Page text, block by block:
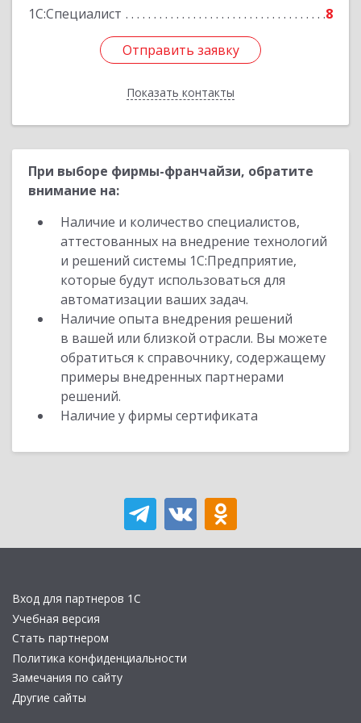
1С:Специалист
8
Отправить заявку
Показать контакты
Отправить заявку
Назад
При выборе фирмы-франчайзи, обратите
внимание на:
Наличие и количество специалистов,
аттестованных на внедрение технологий
и решений системы 1С:Предприятие,
которые будут использоваться для
автоматизации ваших задач.
Наличие опыта внедрения решений
в вашей или близкой отрасли. Вы можете
обратиться к справочнику, содержащему
примеры внедренных партнерами
решений.
Наличие у фирмы сертификата
Вход для партнеров 1С
Учебная версия
Стать партнером
Политика конфиденциальности
Замечания по сайту
Другие сайты